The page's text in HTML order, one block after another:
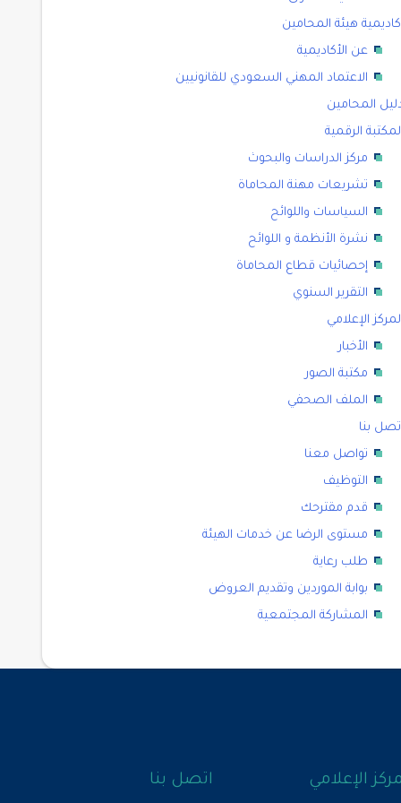
هيئة المحامين
عن الأكاديمية
الاعتماد المهني السعودي للقانونيين
المحامين
الرقمية
مركز الدراسات والبحوث
تشريعات مهنة المحاماة
السياسات واللوائح
نشرة الأنظمة و اللوائح
إحصائيات قطاع المحاماة
التقرير السنوي
الإعلامي
الأخبار
مكتبة الصور
الملف الصحفي
بنا
تواصل معنا
التوظيف
قدم مقترحك
مستوى الرضا عن خدمات الهيئة
طلب رعاية
بوابة الموردين وتقديم العروض
المشاركة المجتمعية
الإعلامي اتصل بنا